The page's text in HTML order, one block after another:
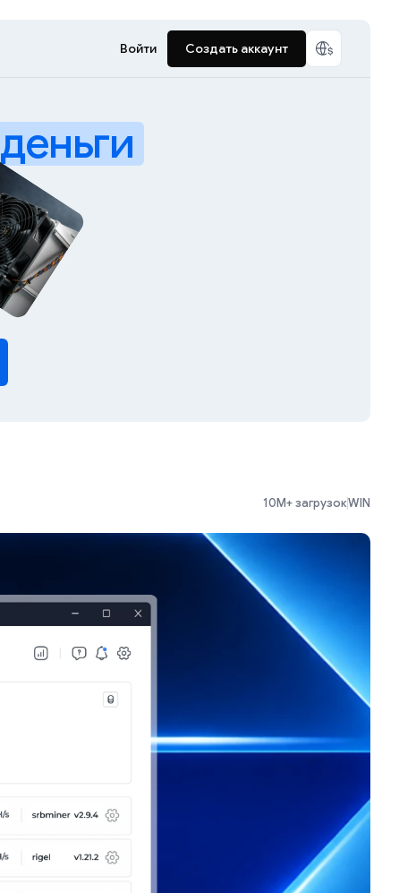
Войти Создать аккаунт
деньги
10M+ загрузокWIN